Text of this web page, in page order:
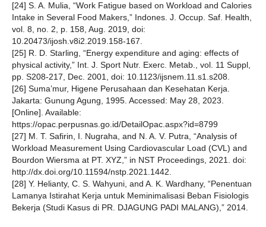
[24] S. A. Mulia, “Work Fatigue based on Workload and Calories
Intake in Several Food Makers,” Indones. J. Occup. Saf. Health,
vol. 8, no. 2, p. 158, Aug. 2019, doi:
10.20473/ijosh.v8i2.2019.158-167.
[25] R. D. Starling, “Energy expenditure and aging: effects of
physical activity,” Int. J. Sport Nutr. Exerc. Metab., vol. 11 Suppl,
pp. S208-217, Dec. 2001, doi: 10.1123/ijsnem.11.s1.s208.
[26] Suma’mur, Higene Perusahaan dan Kesehatan Kerja.
Jakarta: Gunung Agung, 1995. Accessed: May 28, 2023.
[Online]. Available:
https://opac.perpusnas.go.id/DetailOpac.aspx?id=8799
[27] M. T. Safirin, I. Nugraha, and N. A. V. Putra, “Analysis of
Workload Measurement Using Cardiovascular Load (CVL) and
Bourdon Wiersma at PT. XYZ,” in NST Proceedings, 2021. doi:
http://dx.doi.org/10.11594/nstp.2021.1442.
[28] Y. Helianty, C. S. Wahyuni, and A. K. Wardhany, “Penentuan
Lamanya Istirahat Kerja untuk Meminimalisasi Beban Fisiologis
Bekerja (Studi Kasus di PR. DJAGUNG PADI MALANG),” 2014.